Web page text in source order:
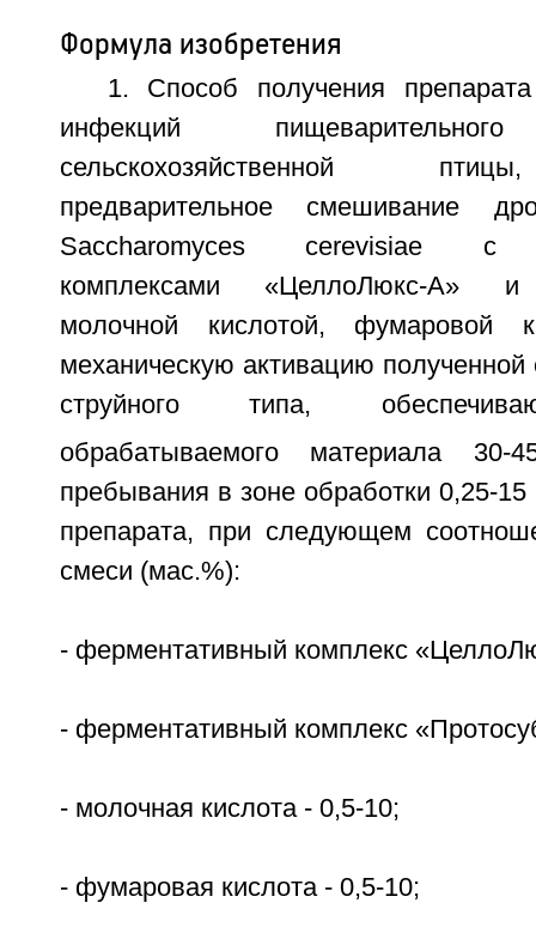
Формула изобретения
1. Способ получения
инфекций
сельскохозяйственной
предварительное смешивание
Saccharomyces cerevisiae с
комплексами «ЦеллоЛюкс-А» и
молочной кислотой, фумаровой
механическую активацию полученной
струйного типа,
обрабатываемого материала 30-
пребывания в зоне обработки 0,25-
препарата, при следующем
смеси (мас.%):
- ферментативный комплекс
- ферментативный комплекс
- молочная кислота - 0,5-10;
- фумаровая кислота - 0,5-10;